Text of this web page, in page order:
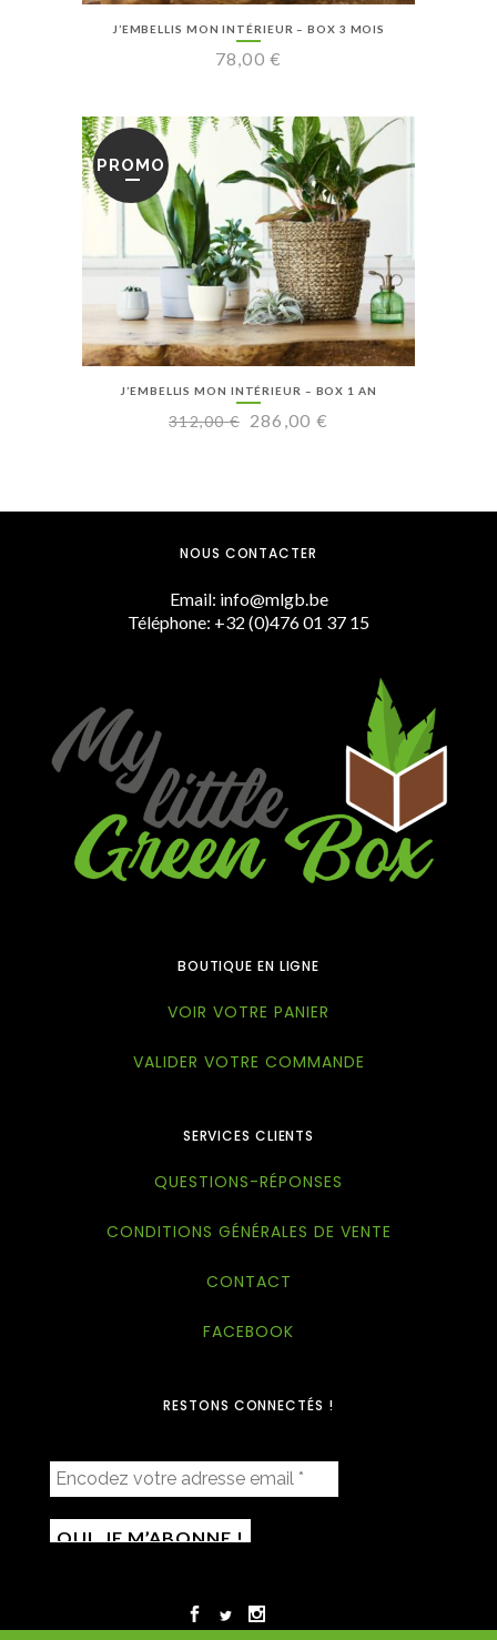
J’EMBELLIS MON INTÉRIEUR – BOX 3 MOIS
78,00 €
PROMO
J’EMBELLIS MON INTÉRIEUR – BOX 1 AN
312,00€ Le
286,00 €
NOUS CONTACTER
Email: info@mlgb.be
Téléphone: +32 (0)476 01 37 15
BOUTIQUE EN LIGNE
VOIR VOTRE PANIER
VALIDER VOTRE COMMANDE
SERVICES CLIENTS
QUESTIONS-RÉPONSES
CONDITIONS GÉNÉRALES DE VENTE
CONTACT
FACEBOOK
RESTONS CONNECTÉS !